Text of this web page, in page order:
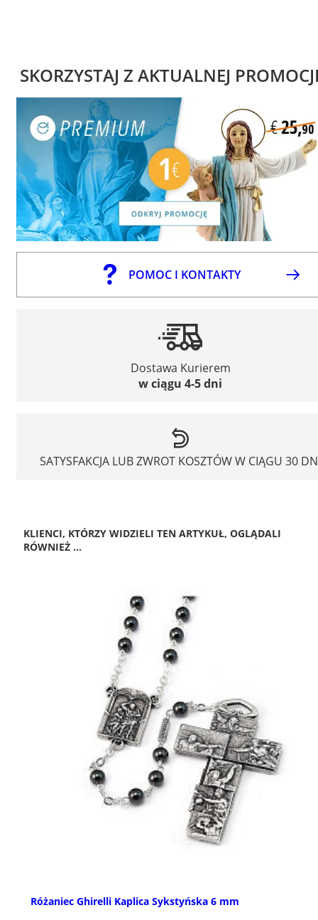
SKORZYSTAJ Z AKTUALNEJ
POMOC I KONTAKTY
Dostawa Kurierem
w ciągu 4-5 dni
SATYSFAKCJA LUB ZWROT KOSZTÓW W CIĄGU 30
KLIENCI, KTÓRZY WIDZIELI TEN ARTYKUŁ, OGLĄDALI
RÓWNIEŻ ...
Różaniec Ghirelli Kaplica Sykstyńska 6 mm